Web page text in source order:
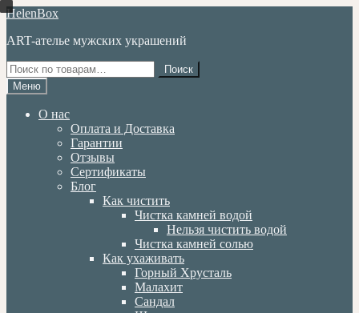
Перейти
навигации
Перейти
содержимому
HelenBox
ART-ателье мужских украшений
Искать:
Поиск
Меню
О нас
Оплата и Доставка
Гарантии
Отзывы
Сертификаты
Блог
Как чистить
Чистка камней водой
Нельзя чистить водой
Чистка камней солью
Как ухаживать
Горный Хрусталь
Малахит
Сандал